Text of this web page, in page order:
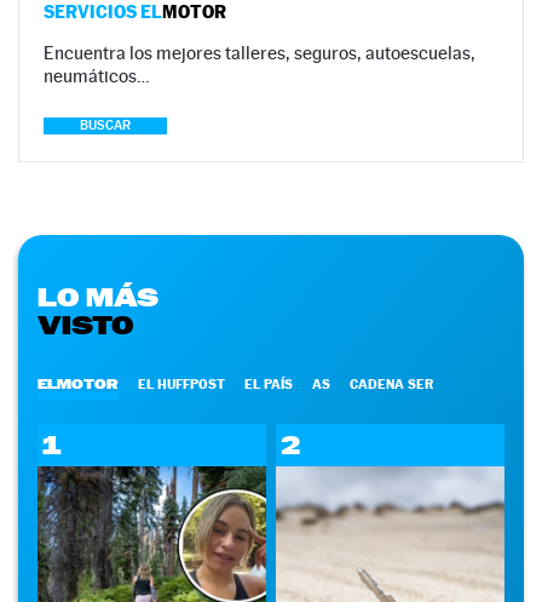
SERVICIOS ELMOTOR
Encuentra los mejores talleres, seguros, autoescuelas,
neumáticos…
BUSCAR
LO MÁS
VISTO
ELMOTOR EL HUFFPOST EL PAÍS AS CADENA SER
1 2